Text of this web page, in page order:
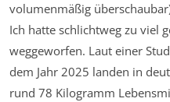
volumenmäßig
Ich hatte schlichtweg zu viel
weggeworfen. Laut einer
dem Jahr 2025 landen in
rund 78 Kilogramm